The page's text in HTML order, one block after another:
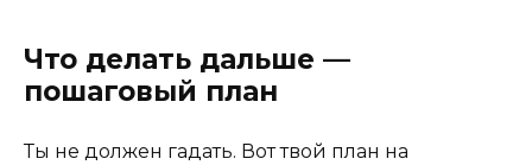
Что делать дальше —
пошаговый план
Ты не должен гадать. Вот твой план на